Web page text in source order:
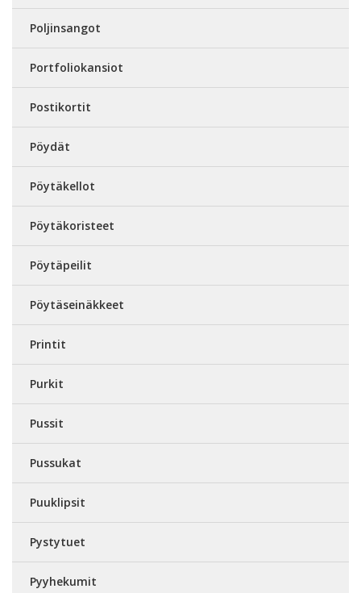
Poljinsangot
Portfoliokansiot
Postikortit
Pöydät
Pöytäkellot
Pöytäkoristeet
Pöytäpeilit
Pöytäseinäkkeet
Printit
Purkit
Pussit
Pussukat
Puuklipsit
Pystytuet
Pyyhekumit